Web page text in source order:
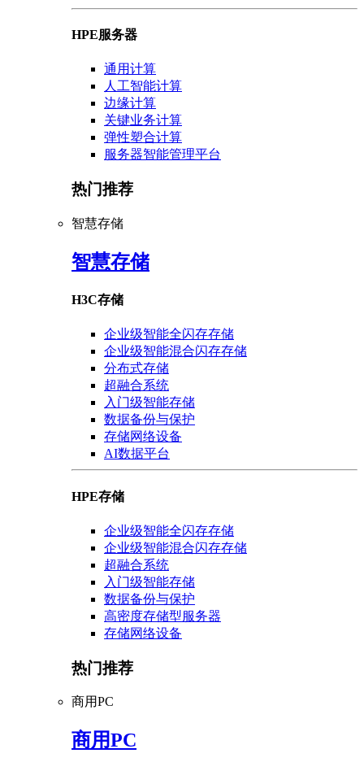
HPE服务器
通用计算
人工智能计算
边缘计算
关键业务计算
弹性塑合计算
服务器智能管理平台
热门推荐
智慧存储
智慧存储
H3C存储
企业级智能全闪存存储
企业级智能混合闪存存储
分布式存储
超融合系统
入门级智能存储
数据备份与保护
存储网络设备
AI数据平台
HPE存储
企业级智能全闪存存储
企业级智能混合闪存存储
超融合系统
入门级智能存储
数据备份与保护
高密度存储型服务器
存储网络设备
热门推荐
商用PC
商用PC